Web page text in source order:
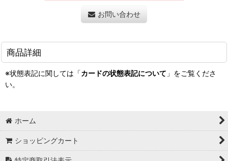
お問い合わせ
商品詳細
※状態表記に関しては「カードの状態表記について 」をご覧くださ
い。
ホーム
ショッピングカート